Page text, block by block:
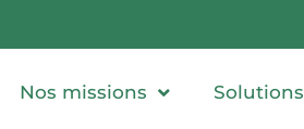
Nos missions